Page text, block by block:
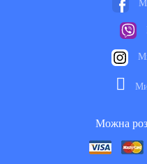
Можна